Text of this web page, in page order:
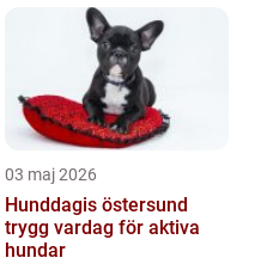
03 maj 2026
Hunddagis östersund
trygg vardag för aktiva
hundar